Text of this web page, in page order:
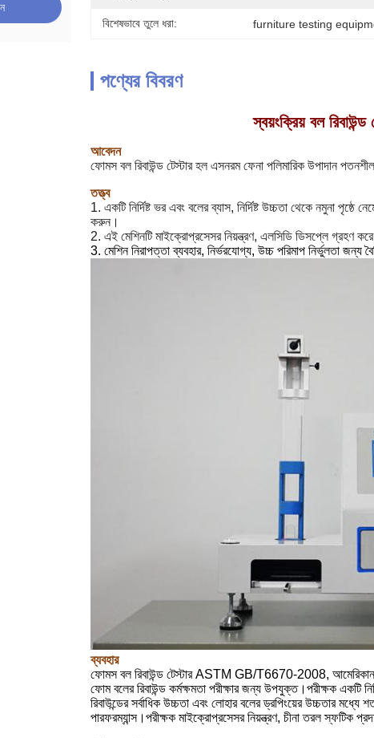
বিশেষভাবে তুলে ধরা: furniture testing
পণ্যের বিবরণ
স্বয়ংক্রিয় বল
আবেদন
ফোমস বল রিবাউন্ড টেস্টার হল এসনরম ফেনা পলিমারিক উপাদান
তত্ত্ব
1. একটি নির্দিষ্ট ভর এবং বলের ব্যাস, নির্দিষ্ট উচ্চতা থেকে নমুনা
করুন।
2. এই মেশিনটি মাইক্রোপ্রসেসর নিয়ন্ত্রণ, এলসিডি ডিসপ্লে গ্রহণ করে
3. মেশিন নিরাপত্তা ব্যবহার, নির্ভরযোগ্য, উচ্চ পরিমাপ নির্ভুলতা জন্য
ব্যবহার
ফোমস বল রিবাউন্ড টেস্টার ASTM GB/T6670-2008, আমেরিকান
ফোম বলের রিবাউন্ড কর্মক্ষমতা পরীক্ষার জন্য উপযুক্ত।পরীক্ষক একটি
রিবাউন্ডের সর্বাধিক উচ্চতা এবং লোহার বলের ড্রপিংয়ের উচ্চতার
পারফরম্যান্স।পরীক্ষক মাইক্রোপ্রসেসর নিয়ন্ত্রণ, চীনা তরল স্ফটিক